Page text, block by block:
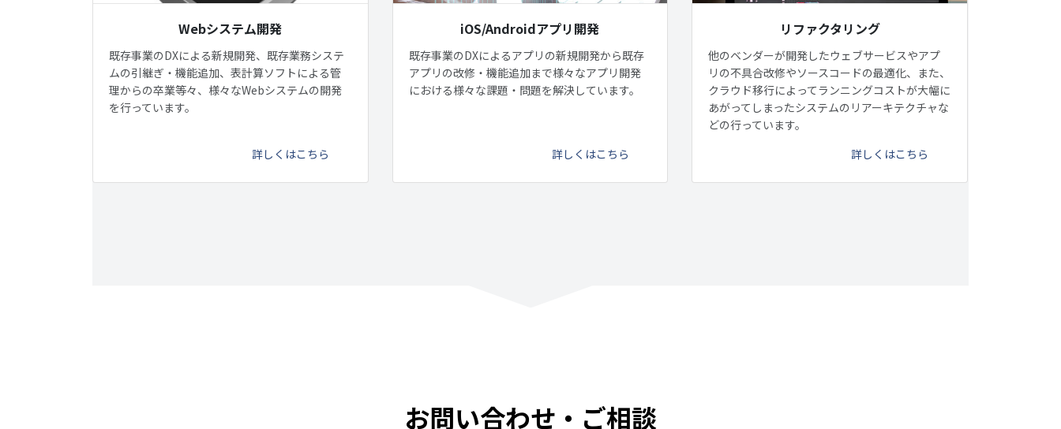
Webシステム開発
既存事業のDXによる新規開発、既存業務システ
ムの引継ぎ・機能追加、表計算ソフトによる管
理からの卒業等々、様々なWebシステムの開発
を行っています。
詳しくはこちら
iOS/Androidアプリ開発
既存事業のDXによるアプリの新規開発から既存
アプリの改修・機能追加まで様々なアプリ開発
における様々な課題・問題を解決しています。
詳しくはこちら
リファクタリング
他のベンダーが開発したウェブサービスやアプ
リの不具合改修やソースコードの最適化、また、
クラウド移行によってランニングコストが大幅に
あがってしまったシステムのリアーキテクチャな
どの行っています。
詳しくはこちら
お問い合わせ・ご相談